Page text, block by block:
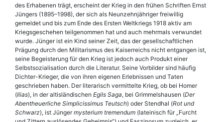
des Erhabenen trägt, erscheint der Krieg in den frühen Schriften Ernst
Jüngers (1895–1998), der sich als Neunzehnjähriger freiwillig
gemeldet und bis zum Ende des Ersten Weltkriegs 1918 aktiv am
Kriegsgeschehen teilgenommen hat und auch mehrmals verwundet
wurde. Jünger ist ein Kind seiner Zeit, das der gesellschaftlichen
Prägung durch den Militarismus des Kaiserreichs nicht entgangen ist,
seine Begeisterung für den Krieg ist jedoch auch Produkt einer
Selbstsozialisation durch die Literatur. Seine Vorbilder sind häufig
Dichter-Krieger, die von ihren eigenen Erlebnissen und Taten
geschrieben haben. Der literarisch vermittelte Krieg, ob bei Homer
(Ilias), in der altisländischen Egils Saga, bei Grimmelshausen (Der
Abentheuerliche Simplicissimus Teutsch) oder Stendhal (Rot und
Schwarz), ist Jüngermysterium tremendum (lateinisch für „Furcht